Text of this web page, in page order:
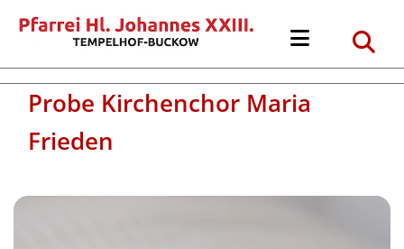
Probe Kirchenchor Maria
Frieden